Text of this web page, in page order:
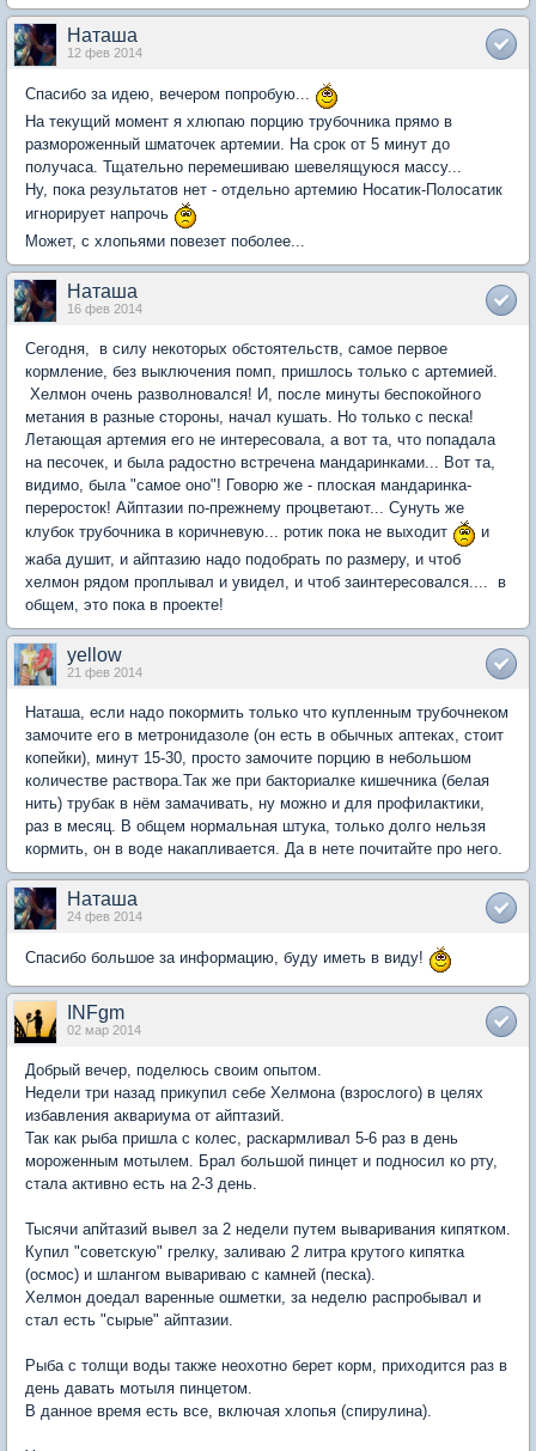
Наташа
12 фев 2014
Спасибо за идею, вечером попробую...
На текущий момент я хлюпаю порцию трубочника прямо в
размороженный шматочек артемии. На срок от 5 минут до
получаса. Тщательно перемешиваю шевелящуюся массу...
Ну, пока результатов нет - отдельно артемию Носатик-Полосатик
игнорирует напрочь
Может, с хлопьями повезет поболее...
Наташа
16 фев 2014
Сегодня, в силу некоторых обстоятельств, самое первое
кормление, без выключения помп, пришлось только с артемией.
Хелмон очень разволновался! И, после минуты беспокойного
метания в разные стороны, начал кушать. Но только с песка!
Летающая артемия его не интересовала, а вот та, что попадала
на песочек, и была радостно встречена мандаринками... Вот та,
видимо, была "самое оно"! Говорю же - плоская мандаринка-
переросток! Айптазии по-прежнему процветают... Сунуть же
клубок трубочника в коричневую... ротик пока не выходит
и
жаба душит, и айптазию надо подобрать по размеру, и чтоб
хелмон рядом проплывал и увидел, и чтоб заинтересовался.... в
общем, это пока в проекте!
yellow
21 фев 2014
Наташа, если надо покормить только что купленным трубочнеком
замочите его в метронидазоле (он есть в обычных аптеках, стоит
копейки), минут 15-30, просто замочите порцию в небольшом
количестве раствора.Так же при бакториалке кишечника (белая
нить) трубак в нём замачивать, ну можно и для профилактики,
раз в месяц. В общем нормальная штука, только долго нельзя
кормить, он в воде накапливается. Да в нете почитайте про него.
Наташа
24 фев 2014
Спасибо большое за информацию, буду иметь в виду!
INFgm
02 мар 2014
Добрый вечер, поделюсь своим опытом.
Недели три назад прикупил себе Хелмона (взрослого) в целях
избавления аквариума от айптазий.
Так как рыба пришла с колес, раскармливал 5-6 раз в день
мороженным мотылем. Брал большой пинцет и подносил ко рту,
стала активно есть на 2-3 день.
Тысячи апйтазий вывел за 2 недели путем вываривания кипятком.
Купил "советскую" грелку, заливаю 2 литра крутого кипятка
(осмос) и шлангом вывариваю с камней (песка).
Хелмон доедал варенные ошметки, за неделю распробывал и
стал есть "сырые" айптазии.
Рыба с толщи воды также неохотно берет корм, приходится раз в
день давать мотыля пинцетом.
В данное время есть все, включая хлопья (спирулина).